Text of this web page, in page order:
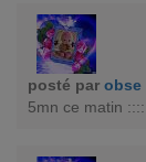
posté par obse
5mn ce matin ::::